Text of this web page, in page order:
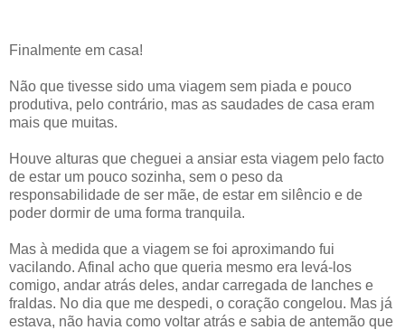
Finalmente em casa!
Não que tivesse sido uma viagem sem piada e pouco
produtiva, pelo contrário, mas as saudades de casa eram
mais que muitas.
Houve alturas que cheguei a ansiar esta viagem pelo facto
de estar um pouco sozinha, sem o peso da
responsabilidade de ser mãe, de estar em silêncio e de
poder dormir de uma forma tranquila.
Mas à medida que a viagem se foi aproximando fui
vacilando. Afinal acho que queria mesmo era levá-los
comigo, andar atrás deles, andar carregada de lanches e
fraldas. No dia que me despedi, o coração congelou. Mas já
estava, não havia como voltar atrás e sabia de antemão que